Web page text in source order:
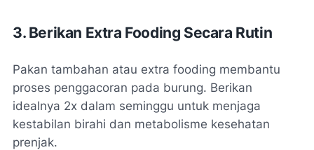
3. Berikan Extra Fooding Secara Rutin
Pakan tambahan atau extra fooding membantu
proses penggacoran pada burung. Berikan
idealnya 2x dalam seminggu untuk menjaga
kestabilan birahi dan metabolisme kesehatan
prenjak.